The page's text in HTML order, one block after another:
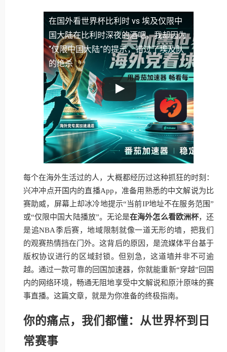
在国外看世界杯比利时 vs 埃及仅限中
国大陆在比利时深夜的酒吧，我却因为
“仅限中国大陆”的提示，错过了埃及队
的绝杀
每个在海外生活过的人，大概都经历过这种抓狂的时刻：
兴冲冲点开国内的直播App，准备用熟悉的中文解说为比
赛助威，屏幕上却冰冷地提示“当前IP地址不在服务范围”
或“仅限中国大陆播放”。无论是在海外怎么看欧洲杯，还
是追NBA季后赛，地域限制就像一道无形的墙，把我们
的观赛热情挡在门外。这背后的原因，是流媒体平台基于
版权协议进行的区域封锁。但别急，这道墙并非不可逾
越。通过一款可靠的回国加速器，你就能重新“穿越”回国
内的网络环境，畅通无阻地享受中文解说和原汁原味的赛
事直播。这篇文章，就是为你准备的终极指南。
你的痛点，我们都懂：从世界杯到日
常赛事